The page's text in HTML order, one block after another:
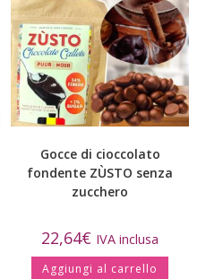
Gocce di cioccolato
fondente ZÙSTO senza
zucchero
22,64€ IVA inclusa
Aggiungi al carrello